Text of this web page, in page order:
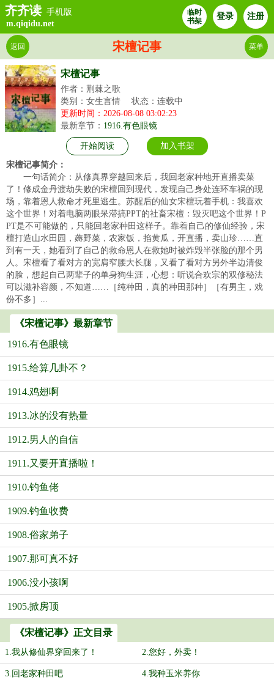
齐齐读 手机版
m.qiqidu.net
临时
书架
登录 注册
宋檀记事
返回 菜单
宋檀记事
作者：荆棘之歌
类别：女生言情
状态：连载中
更新时间：2026-08-08 03:02:23
最新章节： 1916.有色眼镜
开始阅读 加入书架
宋檀记事简介：
一句话简介：从修真界穿越回来后，我回老家种地开直播卖菜
了！修成金丹渡劫失败的宋檀回到现代，发现自己身处连环车祸的现
场，靠着恩人救命才死里逃生。苏醒后的仙女宋檀玩着手机：我喜欢
这个世界！对着电脑两眼呆滞搞PPT的社畜宋檀：毁灭吧这个世界！P
PT是不可能做的，只能回老家种田这样子。靠着自己的修仙经验，宋
檀打造山水田园，薅野菜，农家饭，掐黄瓜，开直播，卖山珍……直
到有一天，她看到了自己的救命恩人在救她时被炸毁半张脸的那个男
人。宋檀看了看对方的宽肩窄腰大长腿，又看了看对方另外半边清俊
的脸，想起自己两辈子的单身狗生涯，心想：听说合欢宗的双修秘法
可以滋补容颜，不知道……［纯种田，真的种田那种］［有男主，戏
份不多］...
《宋檀记事》最新章节
1916.有色眼镜
1915.给算几卦不？
1914.鸡翅啊
1913.冰的没有热量
1912.男人的自信
1911.又要开直播啦！
1910.钓鱼佬
1909.钓鱼收费
1908.俗家弟子
1907.那可真不好
1906.没小孩啊
1905.掀房顶
《宋檀记事》正文目录
1.我从修仙界穿回来了！ 2.您好，外卖！
3.回老家种田吧 4.我种玉米养你